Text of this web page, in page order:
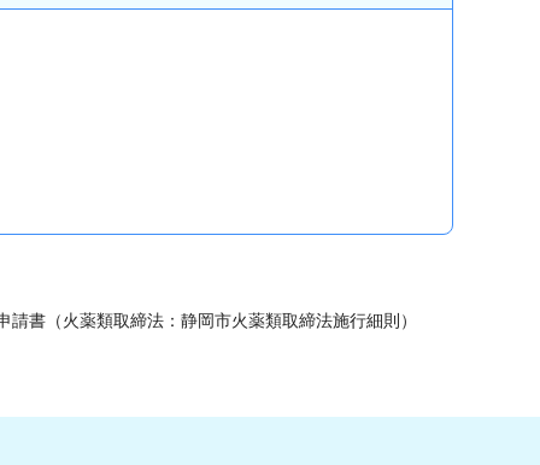
書（火薬類取締法：静岡市火薬類取締法施行細則）